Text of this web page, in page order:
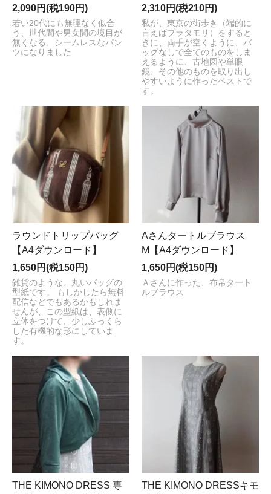
2,090円(税190円)
若い20代にも無理なく似合
う、世代間や男女間の境目が
無くなる、シームレスなパン
ツになりました
2,310円(税210円)
私が、東京の街歩き（端的に
言えばブラタモリ）をすると
きに、両手が空くように、バ
ッグなしで全てのものをしま
えるように、古地図や単眼
鏡、その他のものを取り出し
やすいように作ったベストで
す。
ラウンドトリップバッグ
【A4ダウンロード】
1,650円(税150円)
雑貨のような、丸いバッグの
型紙です。 もしかしたら無料
配信などでもあるかもしれま
せんが、この型紙は、表側に
立体をつけて、少しふっくら
した有機的な形にしていま
す。
Aさんタートルブラウス
M【A4ダウンロード】
1,650円(税150円)
Ａさんに作った、布帛タート
ルブラウス
THE KIMONO DRESS 専
THE KIMONO DRESSキモ